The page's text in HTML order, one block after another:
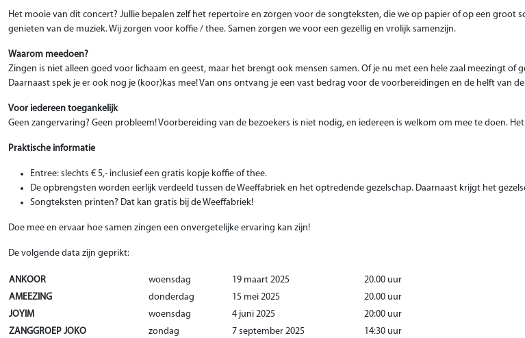
Het mooie van dit concert? Jullie bepalen zelf het repertoire en zorgen voor de songteksten, die we op papier of op een
genieten van de muziek. Wij zorgen voor koffie / thee. Samen zorgen we voor een gezellig en vrolijk samenzijn.
Waarom meedoen?
Zingen is niet alleen goed voor lichaam en geest, maar het brengt ook mensen samen. Of je nu met een hele zaal meezingt of
Daarnaast spek je er ook nog je (koor)kas mee! Van ons ontvang je een vast bedrag voor de voorbereidingen en de helft van
Voor iedereen toegankelijk
Geen zangervaring? Geen probleem! Voorbereiding van de bezoekers is niet nodig, en iedereen is welkom om mee te doen.
Praktische informatie
Entree: slechts € 5,- inclusief een gratis kopje koffie of thee.
De opbrengsten worden eerlijk verdeeld tussen de Weeffabriek en het optredende gezelschap. Daarnaast krijgt het
Songteksten printen? Dat kan gratis bij de Weeffabriek!
Doe mee en ervaar hoe samen zingen een onvergetelijke ervaring kan zijn!
De volgende data zijn geprikt:
ANKOOR woensdag 19 maart 2025
20.00 uur
AMEEZING
donderdag 15 mei 2025
20.00 uur
JOYIM
woensdag 4 juni 2025
20:00 uur
ZANGGROEP JOKO
zondag 7 september 2025 14:30 uur